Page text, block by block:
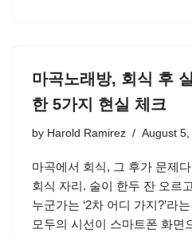
마곡노래방, 회식 후
한 5가지 현실 체크
by Harold Ramirez August 5,
마곡에서 회식, 그 후가 문제
회식 자리. 술이 한두 잔 오르
누군가는 ‘2차 어디 가지?’라
모두의 시선이 스마트폰 화면